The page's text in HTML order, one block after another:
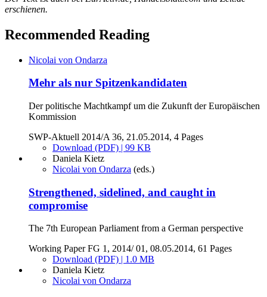
erschienen.
Recommended Reading
Nicolai von Ondarza
Mehr als nur Spitzenkandidaten
Der politische Machtkampf um die Zukunft der Europäischen
Kommission
SWP-Aktuell 2014/A 36, 21.05.2014, 4 Pages
Download (PDF) | 99 KB
Daniela Kietz
Nicolai von Ondarza (eds.)
Strengthened, sidelined, and caught in
compromise
The 7th European Parliament from a German perspective
Working Paper FG 1, 2014/ 01, 08.05.2014, 61 Pages
Download (PDF) | 1.0 MB
Daniela Kietz
Nicolai von Ondarza